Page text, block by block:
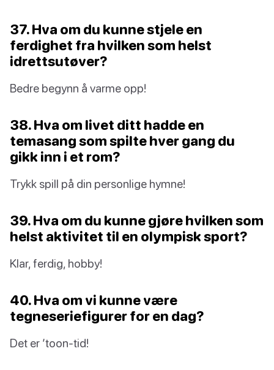
37. Hva om du kunne stjele en
ferdighet fra hvilken som helst
idrettsutøver?
Bedre begynn å varme opp!
38. Hva om livet ditt hadde en
temasang som spilte hver gang du
gikk inn i et rom?
Trykk spill på din personlige hymne!
39. Hva om du kunne gjøre hvilken som
helst aktivitet til en olympisk sport?
Klar, ferdig, hobby!
40. Hva om vi kunne være
tegneseriefigurer for en dag?
Det er ’toon-tid!